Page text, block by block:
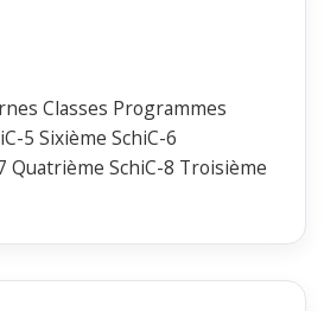
Classes Programmes
5 Sixième SchiC-6
Quatrième SchiC-8 Troisième